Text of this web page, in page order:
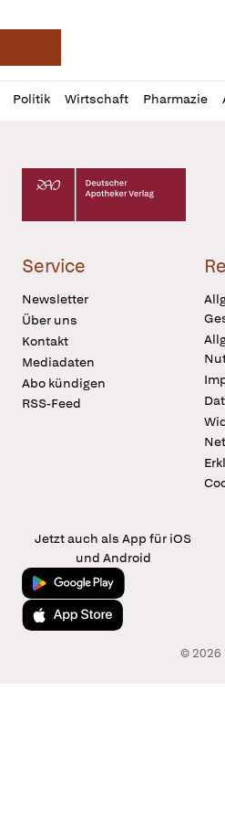
Deutsche Apotheker
Politik Wirtschaft Pharmazie
Profil
öffnen
Daz
Pur
Deutscher Apotheker Verlag
Service
Newsletter
Über uns
Kontakt
Mediadaten
Abo kündigen
RSS-Feed
Jetzt auch als App für iOS
und Android
Jetzt bei Google Play
Laden im App Store
© 2026